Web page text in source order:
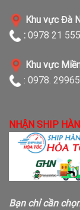
Khu vực Đà
: 0978 21
Khu vực
: 0978.
NHẬN SHIP
Bạn chỉ cần